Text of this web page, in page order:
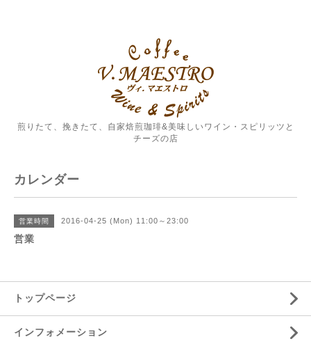
煎りたて、挽きたて、自家焙煎珈琲&美味しいワイン・スピリッツと
チーズの店
カレンダー
営業時間 2016-04-25 (Mon) 11:00～23:00
営業
トップページ
インフォメーション